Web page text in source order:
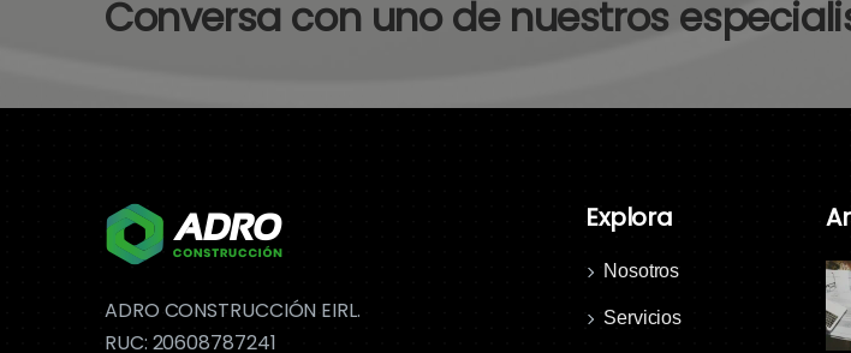
Conversa con uno de nuestros
ADRO CONSTRUCCIÓN EIRL.
RUC: 20608787241
Explora
Nosotros
Servicios